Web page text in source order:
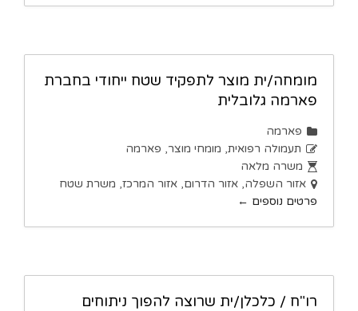
מומחה/ית מוצר לתפקיד שטח ייחודי בחברת
פארמה גלובלית
פארמה
תעמולה רפואית מומחי מוצר פארמה
משרה מלאה
אזור השפלה אזור הדרום אזור המרכז משרת שטח
פרטים נוספים
רו"ח / כלכלן/ית שרוצה להפוך ניתוחים